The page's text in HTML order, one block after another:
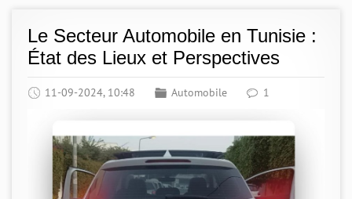
Le Secteur Automobile en Tunisie :
État des Lieux et Perspectives
11-09-2024, 10:48 Automobile 1